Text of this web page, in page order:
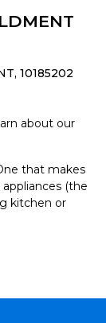
10185202
about our
that makes
(the
kitchen or